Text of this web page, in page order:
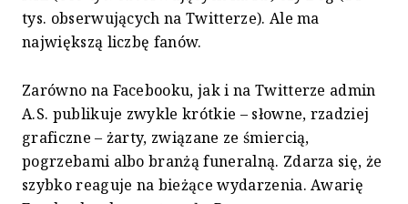
tys. obserwujących na Twitterze). Ale ma
największą liczbę fanów.
Zarówno na Facebooku, jak i na Twitterze admin
A.S. publikuje zwykle krótkie – słowne, rzadziej
graficzne – żarty, związane ze śmiercią,
pogrzebami albo branżą funeralną. Zdarza się, że
szybko reaguje na bieżące wydarzenia. Awarię